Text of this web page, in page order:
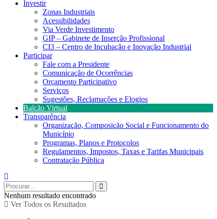
Investir
Zonas Industriais
Acessibilidades
Via Verde Investimento
GIP – Gabinete de Inserção Profissional
CI3 – Centro de Incubação e Inovação Industrial
Participar
Fale com a Presidente
Comunicação de Ocorrências
Orçamento Participativo
Serviços
Sugestões, Reclamações e Elogios
Balcão Virtual
Transparência
Organização, Composição Social e Funcionamento do
Município
Programas, Planos e Protocolos
Regulamentos, Impostos, Taxas e Tarifas Municipais
Contratação Pública
Nenhum resultado encontrado
Ver Todos os Resultados